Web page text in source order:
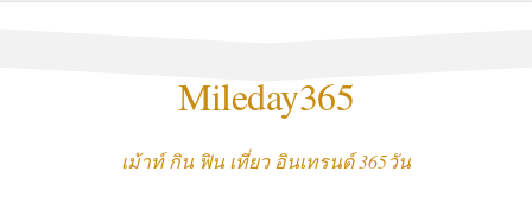
Mileday365
เม้าท์ กิน ฟิน เที่ยว อินเทรนด์ 365วัน